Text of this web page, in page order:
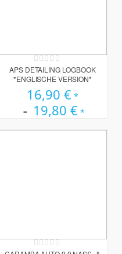
Rating:
0%
APS DETAILING LOGBOOK
*ENGLISCHE VERSION*
16,90 €
19,80 €
Rating: